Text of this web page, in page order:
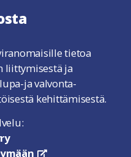
tietoa
liittymisestä ja
ja valvonta-
kehittämisestä.
linkki avautuu uuteen